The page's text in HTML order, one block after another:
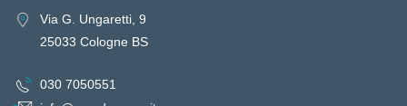
Via G. Ungaretti, 9
25033 Cologne BS
030 7050551